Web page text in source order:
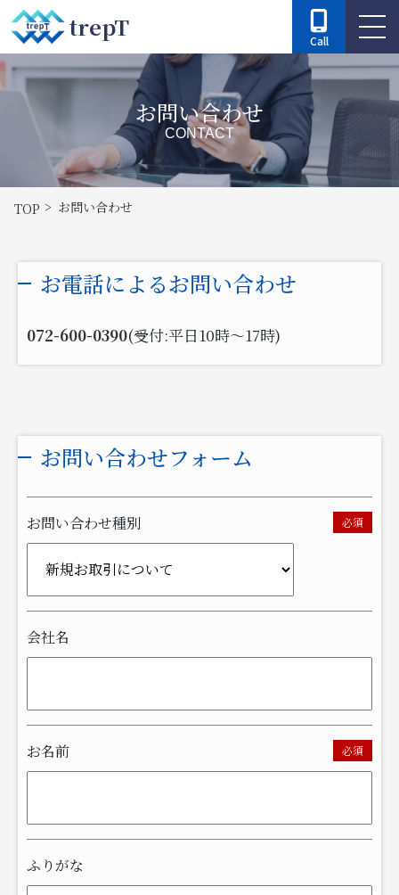
trepT
お問い合わせ
CONTACT
TOP お問い合わせ
お電話によるお問い合わせ
072-600-0390(受付:平日10時～17時)
お問い合わせフォーム
お問い合わせ種別 必須
会社名
お名前 必須
ふりがな
Call